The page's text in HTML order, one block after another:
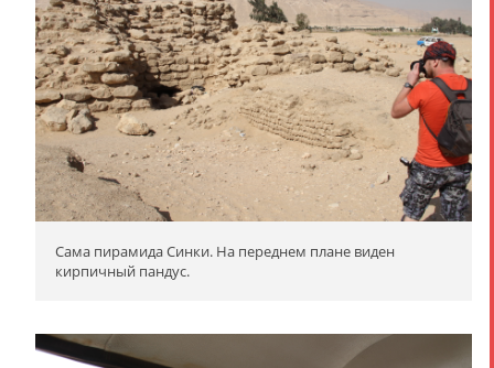
Сама пирамида Синки. На переднем плане виден
кирпичный пандус.